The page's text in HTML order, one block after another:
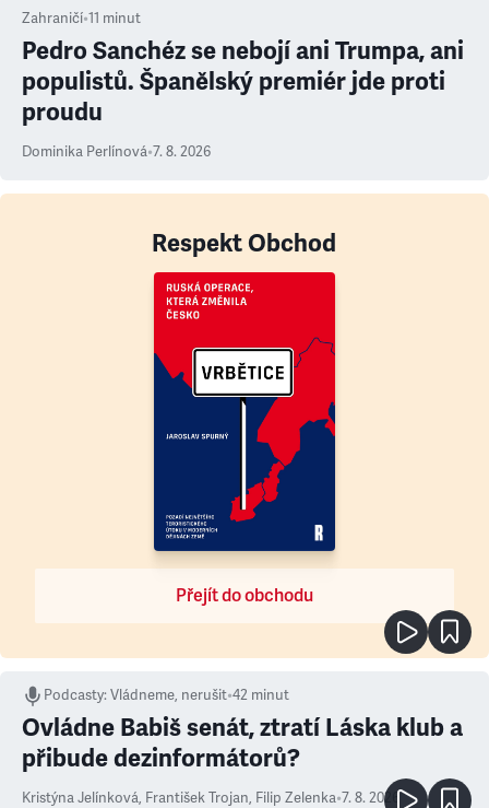
Zahraničí•11 minut
Pedro Sanchéz se nebojí ani Trumpa, ani
populistů. Španělský premiér jde proti
proudu
Dominika Perlínová•7. 8. 2026
Respekt Obchod
Přejít do obchodu
Podcasty:Vládneme, nerušit•42 minut
Ovládne Babiš senát, ztratí Láska klub a
přibude dezinformátorů?
Kristýna Jelínková, František Trojan, Filip Zelenka•7. 8. 2026